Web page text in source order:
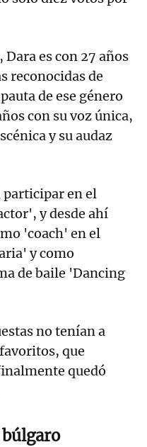
es con 27 años
reconocidas de
de ese género
con su voz única,
y su audaz
participar en el
y desde ahí
'coach' en el
y como
de baile 'Dancing
no tenían a
que
quedó